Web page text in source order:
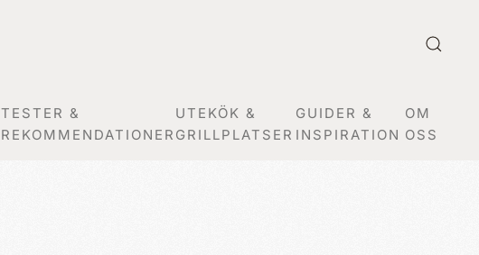
TESTER &
REKOMMENDATIONER
UTEKÖK &
GRILLPLATSER
GUIDER &
INSPIRATION
OM
OSS